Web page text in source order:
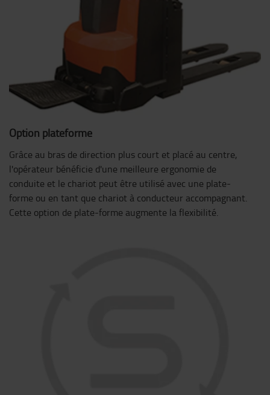
Option plateforme
Grâce au bras de direction plus court et placé au centre,
l'opérateur bénéficie d'une meilleure ergonomie de
conduite et le chariot peut être utilisé avec une plate-
forme ou en tant que chariot à conducteur accompagnant.
Cette option de plate-forme augmente la flexibilité.